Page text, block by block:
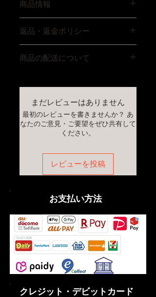
商品情報
応チェーン刃OREGON91P040X(国内
汎用91PX040に相当)
返品・返金ポリシー
品に破損・不具合などあった場合は商
場合がございます。返品は未使用の製
品に限ります。返金は商品の返送をも
ってお振込のみとさせていただきま
商品の配送について
営業日。着日・時間の指定は注文日よ
ぎの場合は別途お問い合わせくださ
い。
お盆・年末年始休業の期間中は10日ほ
どかかることがございます。休業期間
まだレビューはありません
最初のレビューを書きませんか？ あ
なたのご意見・ご要望をぜひ共有して
ください。
レビューを投稿
​お支払い方法
クレジット・デビットカード